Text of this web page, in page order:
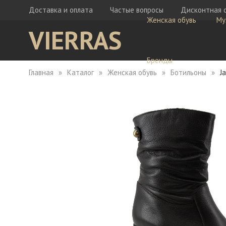
Доставка и оплата Частые вопросы Дисконтная
VIERRAS
Женская обувь
Ботфорты
Мокасины
Сабо
Сапоги
Сандалии
Тапочки
Туфли
Бренды
Главная Каталог Женская обувь Ботильоны